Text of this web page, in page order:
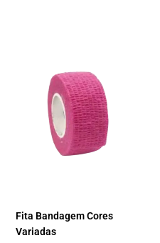
Fita Bandagem Cores
Variadas